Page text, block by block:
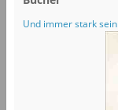
Und immer stark sein